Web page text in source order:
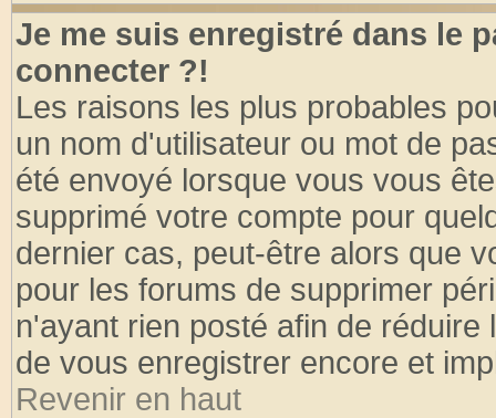
Je me suis enregistré dans le
connecter ?!
Les raisons les plus probables
un nom d'utilisateur ou mot de
été envoyé lorsque vous vous
supprimé votre compte pour
dernier cas, peut-être alors que
pour les forums de supprimer
n'ayant rien posté afin de
de vous enregistrer encore et
Revenir en haut